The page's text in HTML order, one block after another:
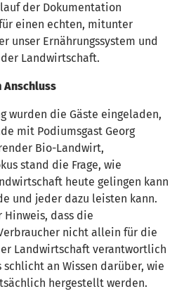
der Dokumentation
einen echten, mitunter
unser Ernährungssystem und
Landwirtschaft.
Anschluss
wurden die Gäste eingeladen,
mit Podiumsgast Georg
Bio-Landwirt,
stand die Frage, wie
heute gelingen kann
und jeder dazu leisten kann.
dass die
nicht allein für die
Landwirtschaft verantwortlich
an Wissen darüber, wie
hergestellt werden.